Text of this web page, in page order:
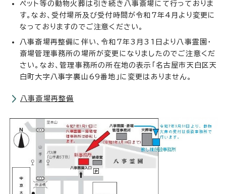
ペット等の動物火葬は引き続き八事斎場にて行っておりま
す。なお、受付場所及び受付時間が令和7年4月より変更に
なっておりますのでご注意ください。
八事斎場再整備に伴い、令和7年3月31日より八事霊園・
斎場管理事務所の場所が変更になりましたのでご注意くだ
さい。なお、管理事務所の所在地の表示「名古屋市天白区天
白町大字八事字裏山69番地」に変更はありません。
八事斎場再整備